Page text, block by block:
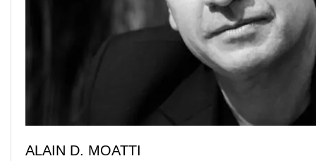
ALAIN D. MOATTI